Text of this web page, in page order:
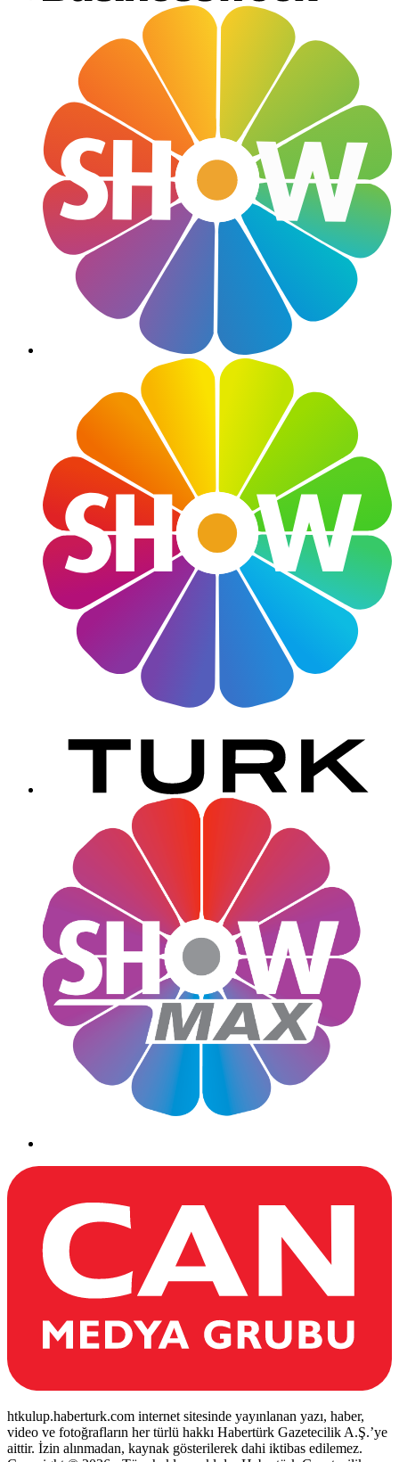
htkulup.haberturk.com internet sitesinde yayınlanan yazı, haber,
video ve fotoğrafların her türlü hakkı Habertürk Gazetecilik A.Ş.’ye
aittir. İzin alınmadan, kaynak gösterilerek dahi iktibas edilemez.